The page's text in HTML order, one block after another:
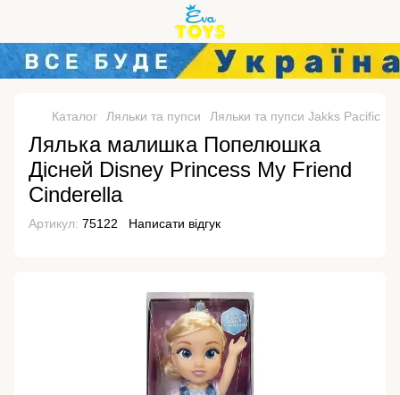
Каталог Ляльки та пупси Ляльки та пупси Jakks Pacific
Лялька малишка Попелюшка
Дісней Disney Princess My Friend
Cinderella
Артикул: 75122 Написати відгук